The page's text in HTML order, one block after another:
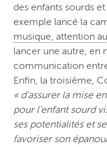
des enfants sourds
exemple lancé la
musique, attention
lancer une autre, en
communication
Enfin, la troisième,
« d’assurer la mise
pour l’enfant sourd
ses potentialités et
favoriser son